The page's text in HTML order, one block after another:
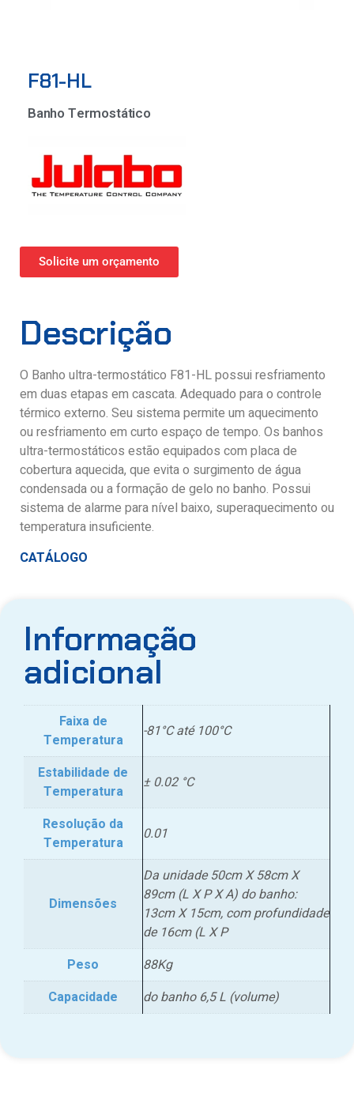
F81-HL
Banho Termostático
Solicite um orçamento
Descrição
O Banho ultra-termostático F81-HL possui resfriamento
em duas etapas em cascata. Adequado para o controle
térmico externo. Seu sistema permite um aquecimento
ou resfriamento em curto espaço de tempo. Os banhos
ultra-termostáticos estão equipados com placa de
cobertura aquecida, que evita o surgimento de água
condensada ou a formação de gelo no banho. Possui
sistema de alarme para nível baixo, superaquecimento ou
temperatura insuficiente.
CATÁLOGO
Informação
adicional
Faixa de
Temperatura
-81°C até 100°C
Estabilidade de
Temperatura
± 0.02 °C
Resolução da
Temperatura
0.01
Dimensões
Da unidade 50cm X 58cm X
89cm (L X P X A) do banho:
13cm X 15cm, com profundidade
de 16cm (L X P
Peso
88Kg
Capacidade
do banho 6,5 L (volume)